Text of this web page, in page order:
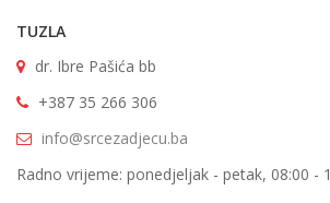
TUZLA
dr. Ibre Pašića bb
+387 35 266 306
info@srcezadjecu.ba
Radno vrijeme: ponedjeljak - petak, 08:00 -